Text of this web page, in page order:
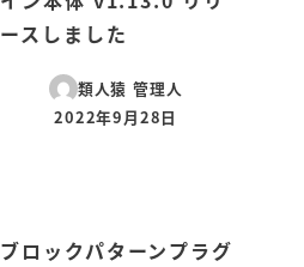
ースしました
類人猿 管理人
投稿日
2022年9月28日
ブロックパターンプラグ